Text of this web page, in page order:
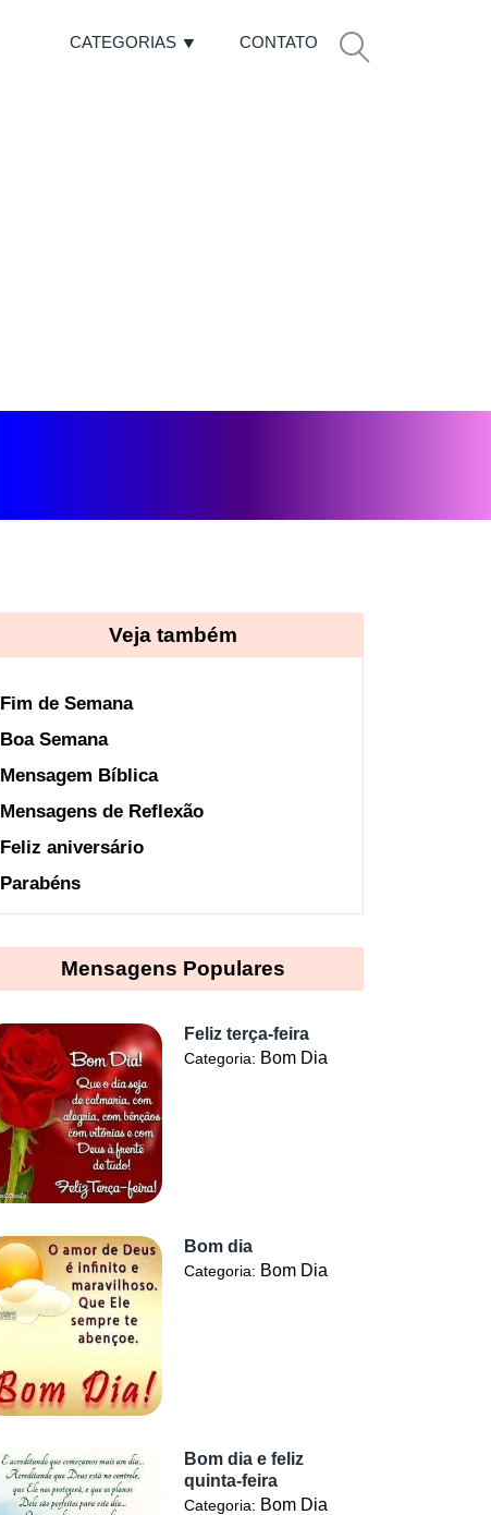
CATEGORIAS CONTATO
Veja também
Fim de Semana
Boa Semana
Mensagem Bíblica
Mensagens de Reflexão
Feliz aniversário
Parabéns
Mensagens Populares
Feliz terça-feira
Categoria: Bom Dia
Bom dia
Categoria: Bom Dia
Bom dia e feliz
quinta-feira
Categoria: Bom Dia